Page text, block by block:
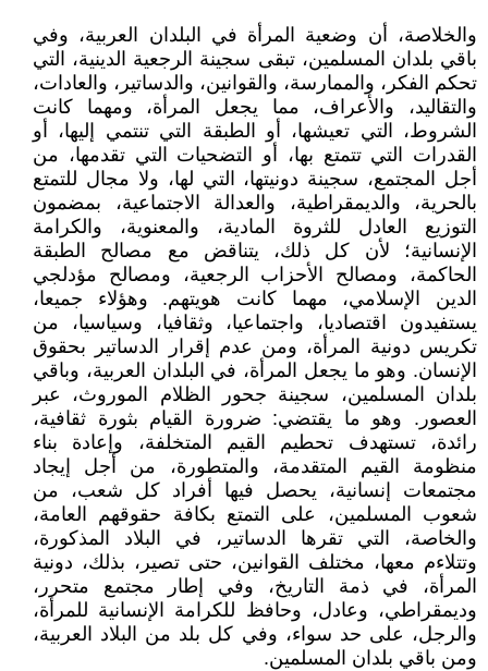
والخلاصة، أن وضعية المرأة في البلدان العربية، وفي
باقي بلدان المسلمين، تبقى سجينة الرجعية الدينية، التي
تحكم الفكر، والممارسة، والقوانين، والدساتير، والعادات،
والتقاليد، والأعراف، مما يجعل المرأة، ومهما كانت
الشروط، التي تعيشها، أو الطبقة التي تنتمي إليها، أو
القدرات التي تتمتع بها، أو التضحيات التي تقدمها، من
أجل المجتمع، سجينة دونيتها، التي لها، ولا مجال للتمتع
بالحرية، والديمقراطية، والعدالة الاجتماعية، بمضمون
التوزيع العادل للثروة المادية، والمعنوية، والكرامة
الإنسانية؛ لأن كل ذلك، يتناقض مع مصالح الطبقة
الحاكمة، ومصالح الأحزاب الرجعية، ومصالح مؤدلجي
الدين الإسلامي، مهما كانت هويتهم. وهؤلاء جميعا،
يستفيدون اقتصاديا، واجتماعيا، وثقافيا، وسياسيا، من
تكريس دونية المرأة، ومن عدم إقرار الدساتير بحقوق
الإنسان. وهو ما يجعل المرأة، في البلدان العربية، وباقي
بلدان المسلمين، سجينة جحور الظلام الموروث، عبر
العصور. وهو ما يقتضي: ضرورة القيام بثورة ثقافية،
رائدة، تستهدف تحطيم القيم المتخلفة، وإعادة بناء
منظومة القيم المتقدمة، والمتطورة، من أجل إيجاد
مجتمعات إنسانية، يحصل فيها أفراد كل شعب، من
شعوب المسلمين، على التمتع بكافة حقوقهم العامة،
والخاصة، التي تقرها الدساتير، في البلاد المذكورة،
وتتلاءم معها، مختلف القوانين، حتى تصير، بذلك، دونية
المرأة، في ذمة التاريخ، وفي إطار مجتمع متحرر،
وديمقراطي، وعادل، وحافظ للكرامة الإنسانية للمرأة،
والرجل، على حد سواء، وفي كل بلد من البلاد العربية،
ومن باقي بلدان المسلمين.